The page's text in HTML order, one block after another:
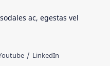
Wisata Indonesia
ac, egestas vel